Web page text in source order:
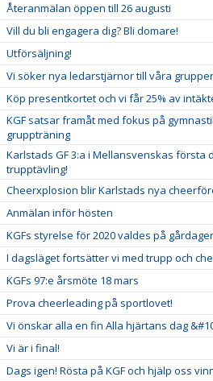
Återanmälan öppen till 26 augusti
Vill du bli engagera dig? Bli domare!
Utförsäljning!
Vi söker nya ledarstjärnor till våra
Köp presentkortet och vi får 25% av
KGF satsar framåt med fokus på
gruppträning
Karlstads GF 3:a i Mellansvenskas första
trupptävling!
Cheerxplosion blir Karlstads nya
Anmälan inför hösten
KGFs styrelse för 2020 valdes på
I dagsläget fortsätter vi med trupp och
KGFs 97:e årsmöte 18 mars
Prova cheerleading på sportlovet!
Vi önskar alla en fin Alla hjärtans dag
Vi är i final!
Dags igen! Rösta på KGF och hjälp oss